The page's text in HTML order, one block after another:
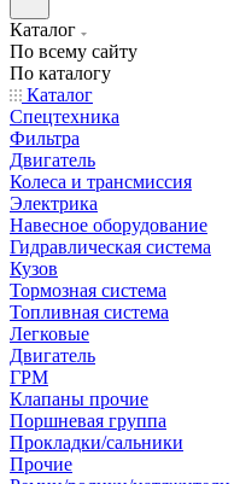
Каталог
По всему сайту
По каталогу
Каталог
Спецтехника
Фильтра
Двигатель
Колеса и трансмиссия
Электрика
Навесное оборудование
Гидравлическая система
Кузов
Тормозная система
Топливная система
Легковые
Двигатель
ГРМ
Клапаны прочие
Поршневая группа
Прокладки/сальники
Прочие